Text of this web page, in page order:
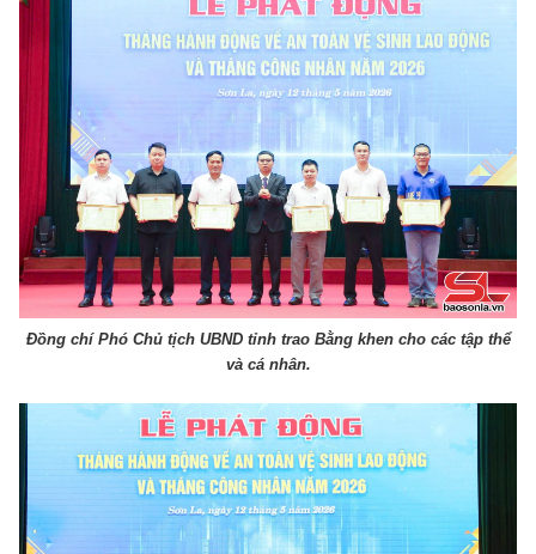
Đồng chí Phó Chủ tịch UBND tỉnh trao Bằng khen cho các tập thể
và cá nhân.